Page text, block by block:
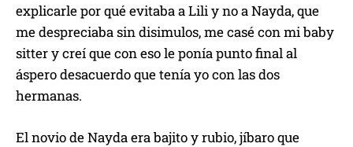
explicarle por qué evitaba a Lili y no a Nayda, que
me despreciaba sin disimulos, me casé con mi baby
sitter y creí que con eso le ponía punto final al
áspero desacuerdo que tenía yo con las dos
hermanas.
El novio de Nayda era bajito y rubio, jíbaro que